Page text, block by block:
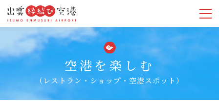
空港を楽しむ
（レストラン・ショップ・空港スポット）